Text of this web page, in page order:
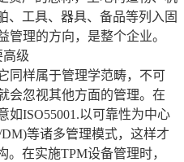
、工具、器具、备品等列入固
管理的方向，是整个企业。
高级
同样属于管理学范畴，不可
会忽视其他方面的管理。在
如ISO55001.以可靠性为中心
等诸多管理模式，这样才
在实施TPM设备管理时，